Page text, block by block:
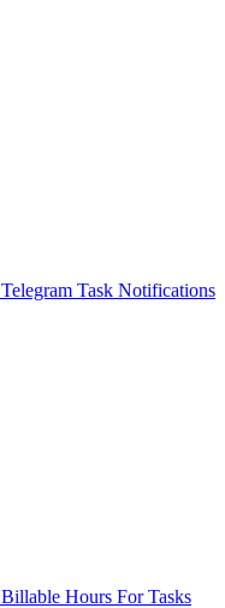
Telegram Task Notifications
Billable Hours For Tasks